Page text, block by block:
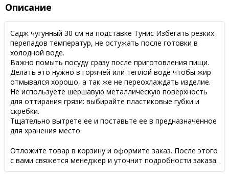
Описание
Садж чугунный 30 см на подставке Тунис Избегать резких
перепадов температур, не остужать после готовки в
холодной воде.
Важно помыть посуду сразу после приготовления пищи.
Делать это нужно в горячей или теплой воде чтобы жир
отмывался хорошо, а так же не переохлаждать изделие.
Не используете шершавую металлическую поверхность
для оттирания грязи: выбирайте пластиковые губки и
скребки.
Тщательно вытрете ее и поставьте ее в предназначенное
для хранения место.
Отложите товар в корзину и оформите заказ. После этого
с вами свяжется менеджер и уточнит подробности заказа.